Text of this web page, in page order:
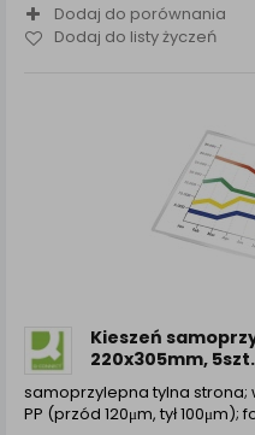
Dodaj do porównania
Dodaj do listy życzeń
Kieszeń
220x305mm,
samoprzylepna tylna strona;
PP (przód 120μm, tył 100μm);